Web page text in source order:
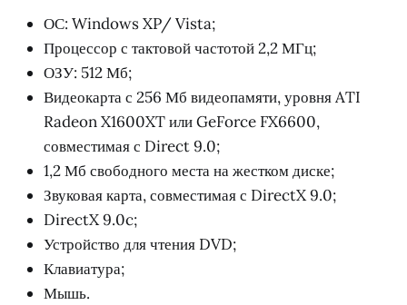
ОС: Windows XP/ Vista;
Процессор с тактовой частотой 2,2 МГц;
ОЗУ: 512 Мб;
Видеокарта с 256 Мб видеопамяти, уровня ATI
Radeon X1600XT или GeForce FX6600,
совместимая с Direct 9.0;
1,2 Мб свободного места на жестком диске;
Звуковая карта, совместимая с DirectX 9.0;
DirectX 9.0c;
Устройство для чтения DVD;
Клавиатура;
Мышь.